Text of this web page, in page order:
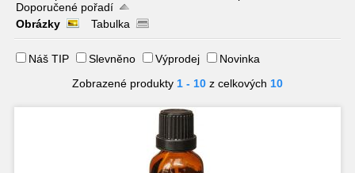
Doporučené pořadí
Obrázky
Tabulka
Náš TIP Slevněno Výprodej
Novinka
Zobrazené produkty 1 - 10 z celkových 10